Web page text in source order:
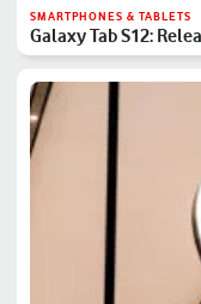
SMARTPHONES & TABLETS
Galaxy Tab S12: